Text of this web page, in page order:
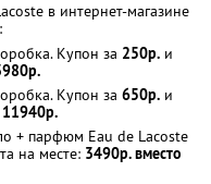
в интернет-магазине
:
Купон за 250р. и
Купон за 650р. и
11940р.
+ парфюм Eau de Lacoste
на месте: 3490р. вместо